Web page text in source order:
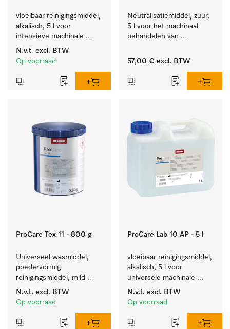
vloeibaar reinigingsmiddel,
alkalisch, 5 l voor
intensieve machinale
reiniging van
laboratoriumglaswerk en -
N.v.t. excl. BTW
Op voorraad
Neutralisatiemiddel, zuur,
5 l voor het machinaal
behandelen van
transmissie-instrumenten.
57,00 € excl. BTW
ProCare Tex 11 - 800 g
Universeel wasmiddel,
poedervormig
reinigingsmiddel, mild-
alkalisch, 800 kg voor het
reinigen van wit wasgoed
N.v.t. excl. BTW
Op voorraad
ProCare Lab 10 AP - 5 l
vloeibaar reinigingsmiddel,
alkalisch, 5 l voor
universele machinale
reiniging van
laboratoriumglaswerk en -
N.v.t. excl. BTW
Op voorraad